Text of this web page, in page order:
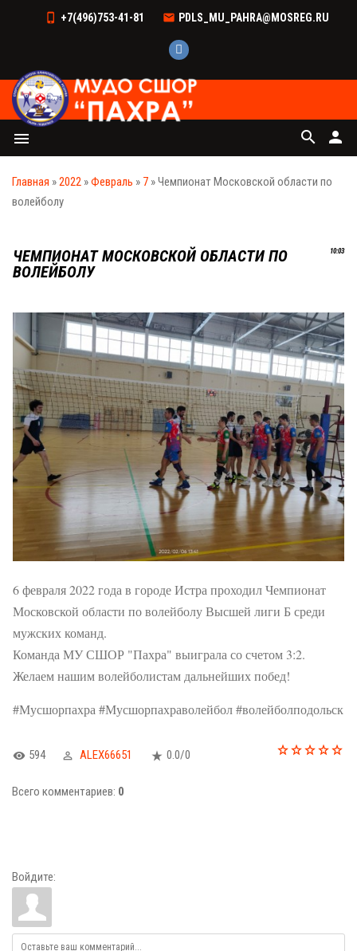
+7(496)753-41-81 PDLS_MU_PAHRA@MOSREG.RU
menu person
search
Главная »2022 »Февраль » 7 » Чемпионат Московской области по
волейболу
10:03
ЧЕМПИОНАТ МОСКОВСКОЙ ОБЛАСТИ ПО
ВОЛЕЙБОЛУ
6 февраля 2022 года в городе Истра проходил Чемпионат
Московской области по волейболу Высшей лиги Б среди
мужских команд.
Команда МУ СШОР "Пахра" выиграла со счетом 3:2.
Желаем нашим волейболистам дальнейших побед!
#Мусшорпахра #Мусшорпахраволейбол #волейболподольск
594 ALEX66651 0.0/0
Всего комментариев: 0
Войдите: